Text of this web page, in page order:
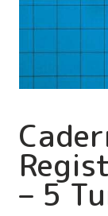
– 5